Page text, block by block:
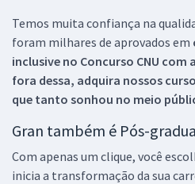
Temos muita confiança na
foram milhares de aprovados em
inclusive no Concurso CNU com
fora dessa, adquira nossos
que tanto sonhou no meio
Gran também é Pós-
Com apenas um clique, você
inicia a transformação da sua